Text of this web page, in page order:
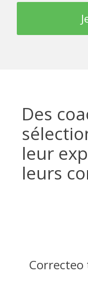
Des
leur
leurs
Correcteo